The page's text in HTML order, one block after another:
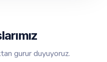
gurur duyuyoruz.